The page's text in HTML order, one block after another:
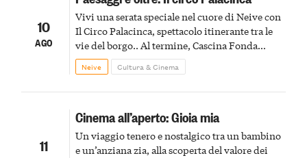
10
AGO
Vivi una serata speciale nel cuore di Neive con
Il Circo Palacinca, spettacolo itinerante tra le
vie del borgo.. Al termine, Cascina Fonda
Winery offrirà una degustazione di due
spumanti.
Neive Cultura & Cinema
11
Cinema all’aperto: Gioia mia
Un viaggio tenero e nostalgico tra un bambino
e un’anziana zia, alla scoperta del valore dei